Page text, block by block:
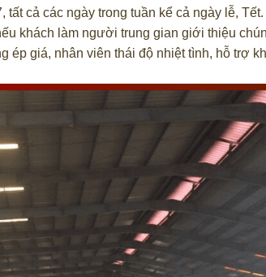
tất cả các ngày trong tuần kể cả ngày lễ, Tết.
khách làm người trung gian giới thiệu
ép giá, nhân viên thái độ nhiệt tình, hỗ trợ